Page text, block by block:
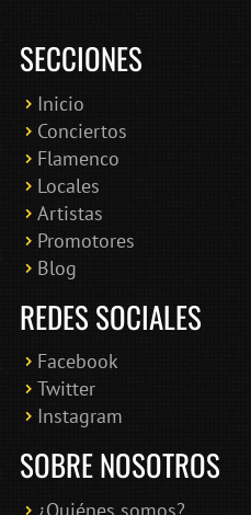
SECCIONES
Inicio
Conciertos
Flamenco
Locales
Artistas
Promotores
Blog
REDES SOCIALES
Facebook
Twitter
Instagram
SOBRE NOSOTROS
¿Quiénes somos?